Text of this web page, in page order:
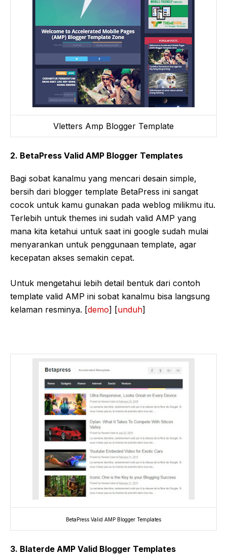
Vletters Amp Blogger Template
2. BetaPress Valid AMP Blogger Templates
Bagi sobat kanalmu yang mencari desain simple,
bersih dari blogger template BetaPress ini sangat
cocok untuk kamu gunakan pada weblog milikmu itu.
Terlebih untuk themes ini sudah valid AMP yang
mana kita ketahui untuk saat ini google sudah mulai
menyarankan untuk penggunaan template, agar
kecepatan akses semakin cepat.
Untuk mengetahui lebih detail bentuk dari contoh
template valid AMP ini sobat kanalmu bisa langsung
kelaman resminya. [demo] [unduh]
BetaPress Valid AMP Blogger Templates
3. Blaterde AMP Valid Blogger Templates